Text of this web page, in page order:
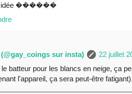
idée ������
sur insta)
22 juillet
batteur pour les blancs en neige, ça
l'appareil, ça sera peut-être